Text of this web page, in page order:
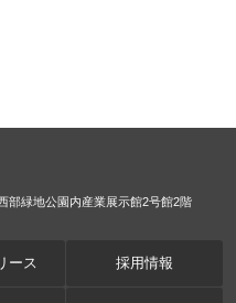
緑地公園内産業展示館2号館2階
ース 採用情報